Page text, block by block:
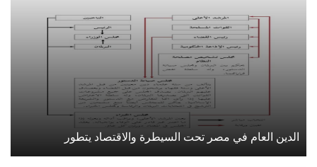
الدين العام في مصر تحت السيطرة والاقتصاد يتطور